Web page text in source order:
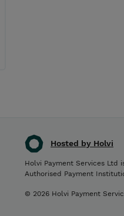
Hosted by Holvi
Holvi Payment Services Ltd
Authorised Payment
© 2026 Holvi Payment